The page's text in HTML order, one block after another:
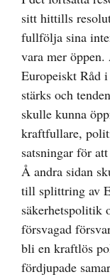
sitt hittills
fullfölja sina
vara mer
Europeiskt Råd
stärks och
skulle kunna
kraftfullare,
satsningar för
Å andra sidan
till splittring av
säkerhetspolitik
försvagad
bli en kraftlös
fördjupade